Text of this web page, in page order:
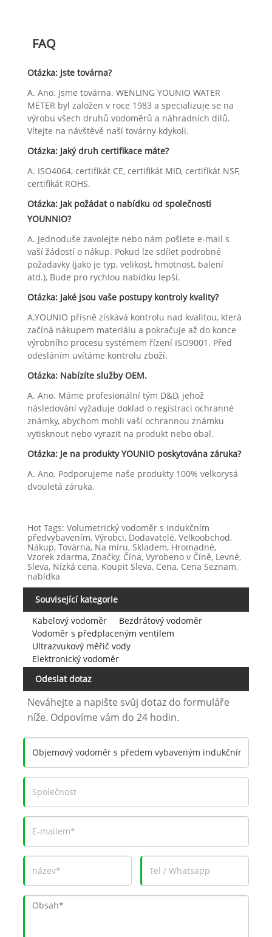
FAQ
Otázka: Jste továrna?
A. Ano. Jsme továrna. WENLING YOUNIO WATER
METER byl založen v roce 1983 a specializuje se na
výrobu všech druhů vodoměrů a náhradních dílů.
Vítejte na návštěvě naší továrny kdykoli.
Otázka: Jaký druh certifikace máte?
A. ISO4064, certifikát CE, certifikát MID, certifikát NSF,
certifikát ROHS.
Otázka: Jak požádat o nabídku od společnosti
YOUNNIO?
A. Jednoduše zavolejte nebo nám pošlete e-mail s
vaší žádostí o nákup. Pokud lze sdílet podrobné
požadavky (jako je typ, velikost, hmotnost, balení
atd.), Bude pro rychlou nabídku lepší.
Otázka: Jaké jsou vaše postupy kontroly kvality?
A.YOUNIO přísně získává kontrolu nad kvalitou, která
začíná nákupem materiálu a pokračuje až do konce
výrobního procesu systémem řízení ISO9001. Před
odesláním uvítáme kontrolu zboží.
Otázka: Nabízíte služby OEM.
A. Ano. Máme profesionální tým D&D, jehož
následování vyžaduje doklad o registraci ochranné
známky, abychom mohli vaši ochrannou známku
vytisknout nebo vyrazit na produkt nebo obal.
Otázka: Je na produkty YOUNIO poskytována záruka?
A. Ano. Podporujeme naše produkty 100% velkorysá
dvouletá záruka.
Hot Tags: Volumetrický vodoměr s indukčním
předvybavením, Výrobci, Dodavatelé, Velkoobchod,
Nákup, Továrna, Na míru, Skladem, Hromadné,
Vzorek zdarma, Značky, Čína, Vyrobeno v Číně, Levné,
Sleva, Nízká cena, Koupit Sleva, Cena, Cena Seznam,
nabídka
Související kategorie
Kabelový vodoměr
Bezdrátový vodoměr
Vodoměr s předplaceným ventilem
Ultrazvukový měřič vody
Elektronický vodoměr
Odeslat dotaz
Neváhejte a napište svůj dotaz do formuláře
níže. Odpovíme vám do 24 hodin.